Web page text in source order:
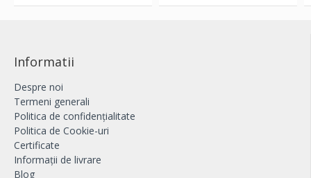
Informatii
Despre noi
Termeni generali
Politica de confidențialitate
Politica de Cookie-uri
Certificate
Informații de livrare
Blog